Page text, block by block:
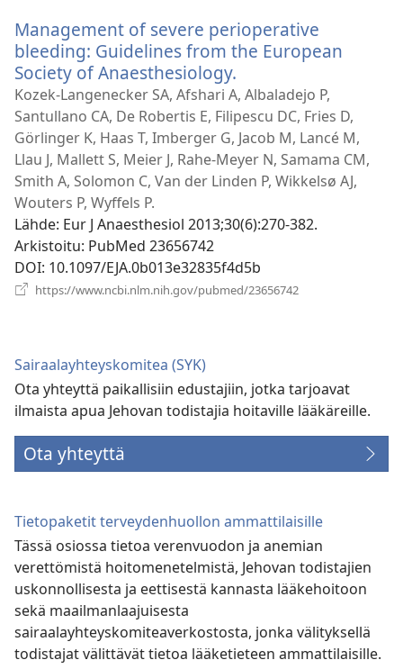
Management of severe perioperative
bleeding: Guidelines from the European
Society of Anaesthesiology.
uuden
ikkunan)
Kozek-Langenecker SA, Afshari A, Albaladejo P,
Santullano CA, De Robertis E, Filipescu DC, Fries D,
Görlinger K, Haas T, Imberger G, Jacob M, Lancé M,
Llau J, Mallett S, Meier J, Rahe-Meyer N, Samama CM,
Smith A, Solomon C, Van der Linden P, Wikkelsø AJ,
Wouters P, Wyffels P.
Lähde‎: Eur J Anaesthesiol 2013;30(6):270-382.
Arkistoitu‎: PubMed 23656742
DOI‎: 10.1097/EJA.0b013e32835f4d5b
https://www.ncbi.nlm.nih.gov/pubmed/23656742
Sairaalayhteyskomitea (SYK)
Ota yhteyttä paikallisiin edustajiin, jotka tarjoavat
ilmaista apua Jehovan todistajia hoitaville lääkäreille.
Ota yhteyttä
Tietopaketit terveydenhuollon ammattilaisille
Tässä osiossa tietoa verenvuodon ja anemian
verettömistä hoitomenetelmistä, Jehovan todistajien
uskonnollisesta ja eettisestä kannasta lääkehoitoon
sekä maailmanlaajuisesta
sairaalayhteyskomiteaverkostosta, jonka välityksellä
todistajat välittävät tietoa lääketieteen ammattilaisille.